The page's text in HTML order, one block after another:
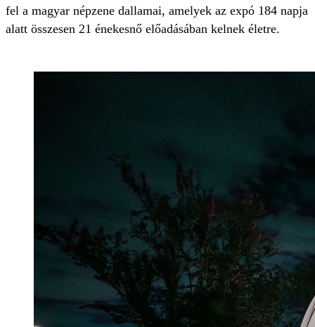
fel a magyar népzene dallamai, amelyek az expó 184 napja
alatt összesen 21 énekesnő előadásában kelnek életre.